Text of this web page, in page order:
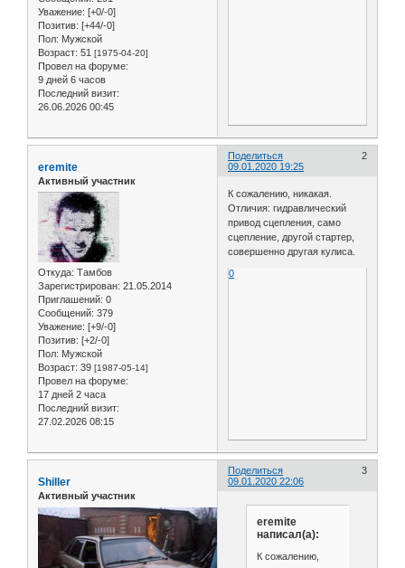
Уважение: [+0/-0]
Позитив: [+44/-0]
Пол: Мужской
Возраст: 51 [1975-04-20]
Провел на форуме:
9 дней 6 часов
Последний визит:
26.06.2026 00:45
Поделиться
2
09.01.2020 19:25
eremite
Активный участник
Откуда: Тамбов
Зарегистрирован: 21.05.2014
Приглашений: 0
Сообщений: 379
Уважение: [+9/-0]
Позитив: [+2/-0]
Пол: Мужской
Возраст: 39 [1987-05-14]
Провел на форуме:
17 дней 2 часа
Последний визит:
27.02.2026 08:15
К сожалению, никакая.
Отличия: гидравлический
привод сцепления, само
сцепление, другой стартер,
совершенно другая кулиса.
0
Поделиться
3
09.01.2020 22:06
Shiller
Активный участник
eremite
написал(а):
К сожалению,